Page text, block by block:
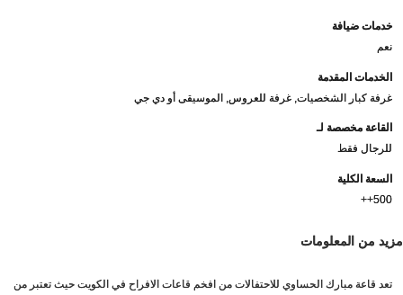
خدمات ضيافة
نعم
الخدمات المقدمة
غرفة كبار الشخصيات, غرفة للعروس, الموسيقى أو دي جي
القاعة مخصصة لـ
للرجال فقط
السعة الكلية
500++
مزيد من المعلومات
تعد قاعة مبارك الحساوي للاحتفالات من افخم قاعات الافراح في الكويت حيث تعتبر من